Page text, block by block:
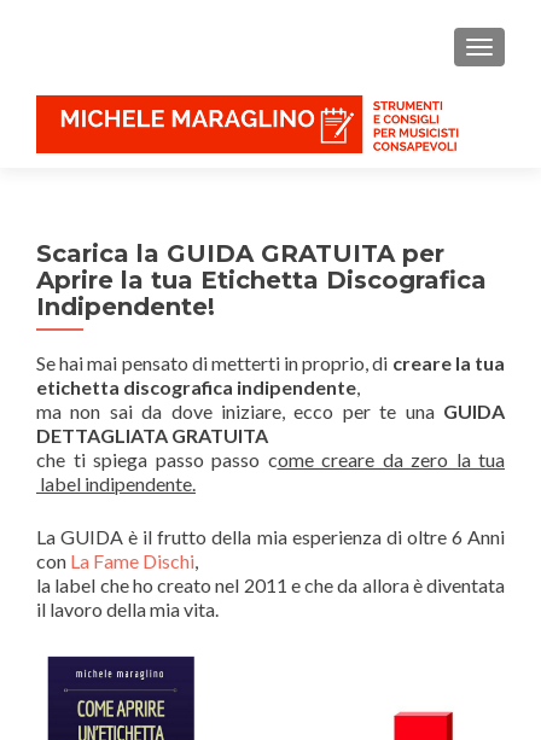
Scarica la GUIDA GRATUITA per
Aprire la tua Etichetta Discografica
Indipendente!
Se hai mai pensato di metterti in proprio, di creare la tua
etichetta discografica indipendente,
ma non sai da dove iniziare, ecco per te una GUIDA
DETTAGLIATA GRATUITA
che ti spiega passo passo come creare da zero la tua
label indipendente.
La GUIDA è il frutto della mia esperienza di oltre 6 Anni
con La Fame Dischi,
la label che ho creato nel 2011 e che da allora è diventata
il lavoro della mia vita.